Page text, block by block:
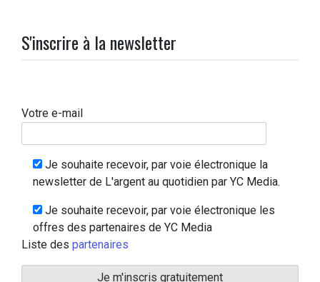
S'inscrire à la newsletter
Votre e-mail
Je souhaite recevoir, par voie électronique la
newsletter de L'argent au quotidien par YC Media.
Je souhaite recevoir, par voie électronique les
offres des partenaires de YC Media
Liste des partenaires